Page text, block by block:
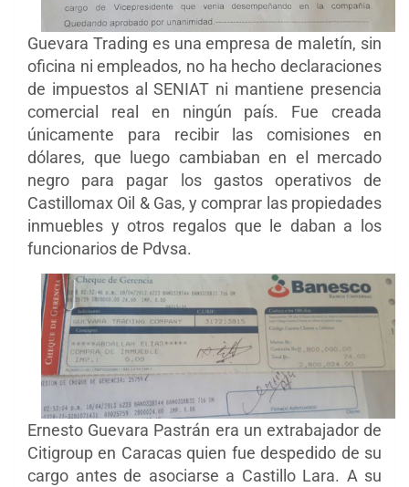
Guevara Trading es una empresa de maletín, sin
oficina ni empleados, no ha hecho declaraciones
de impuestos al SENIAT ni mantiene presencia
comercial real en ningún país. Fue creada
únicamente para recibir las comisiones en
dólares, que luego cambiaban en el mercado
negro para pagar los gastos operativos de
Castillomax Oil & Gas, y comprar las propiedades
inmuebles y otros regalos que le daban a los
funcionarios de Pdvsa.
Ernesto Guevara Pastrán era un extrabajador de
Citigroup en Caracas quien fue despedido de su
cargo antes de asociarse a Castillo Lara. A su